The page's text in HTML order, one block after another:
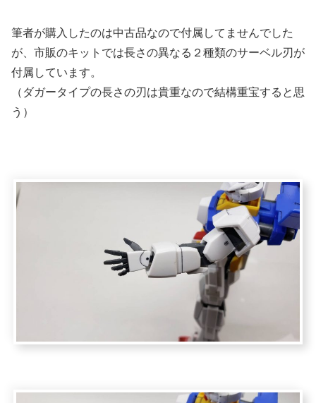
筆者が購入したのは中古品なので付属してませんでした
が、市販のキットでは長さの異なる２種類のサーベル刃が
付属しています。
（ダガータイプの長さの刃は貴重なので結構重宝すると思
う）